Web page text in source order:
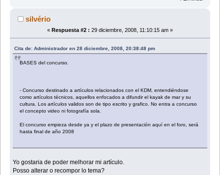
silvério
« Respuesta #2 : 29 diciembre, 2008, 11:10:15 am »
Cita de: Administrador en 28 diciembre, 2008, 20:38:48 pm
BASES del concurso.
- Concurso destinado a artículos relacionados con el KDM, entendiéndose
como artículos técnicos, aquellos enfocados a difundir el kayak de mar y su
cultura. Los artículos validos son de tipo escrito y grafico. No entra a concurso
el concepto video ni fotografía sola.
El concurso empieza desde ya y el plazo de presentación aquí en el foro, será
hasta final de año 2008
Yo gostaria de poder melhorar mi artículo.
Posso alterar o recompor lo tema?